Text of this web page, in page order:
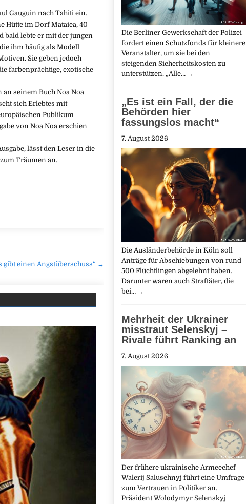
Gauguin nach Tahiti ein.
Hütte im Dorf Mataiea, 40
bald lebte er mit der jungen
ihm häufig als Modell
Sie geben jedoch
farbenprächtige, exotische
seinem Buch Noa Noa
sich Erlebtes mit
Publikum
von Noa Noa erschien
lässt den Leser in die
Träumen an.
gibt einen Angstüberschuss“ →
Die Berliner Gewerkschaft der Polizei
fordert einen Schutzfonds für kleinere
Veranstalter, um sie bei den
steigenden Sicherheitskosten zu
unterstützen. „Alle… →
„Es ist ein Fall, der die
Behörden hier
fassungslos macht“
7. August 2026
Die Ausländerbehörde in Köln soll
Anträge für Abschiebungen von rund
500 Flüchtlingen abgelehnt haben.
Darunter waren auch Straftäter, die
bei… →
Mehrheit der Ukrainer
misstraut Selenskyj –
Rivale führt Ranking an
7. August 2026
Der frühere ukrainische Armeechef
Walerij Saluschnyj führt eine Umfrage
zum Vertrauen in Politiker an.
Präsident Wolodymyr Selenskyj